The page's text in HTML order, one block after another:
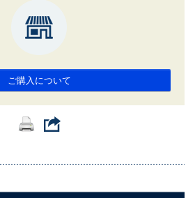
ご購入について